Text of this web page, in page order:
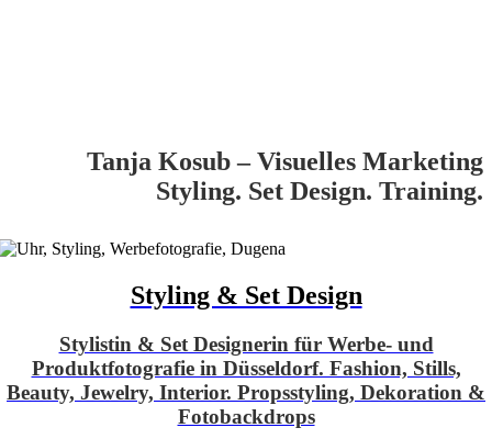
Tanja Kosub – Visuelles Marketing
Styling. Set Design. Training.
Styling & Set Design
Stylistin & Set Designerin für Werbe- und
Produktfotografie in Düsseldorf. Fashion, Stills,
Beauty, Jewelry, Interior. Propsstyling, Dekoration &
Fotobackdrops